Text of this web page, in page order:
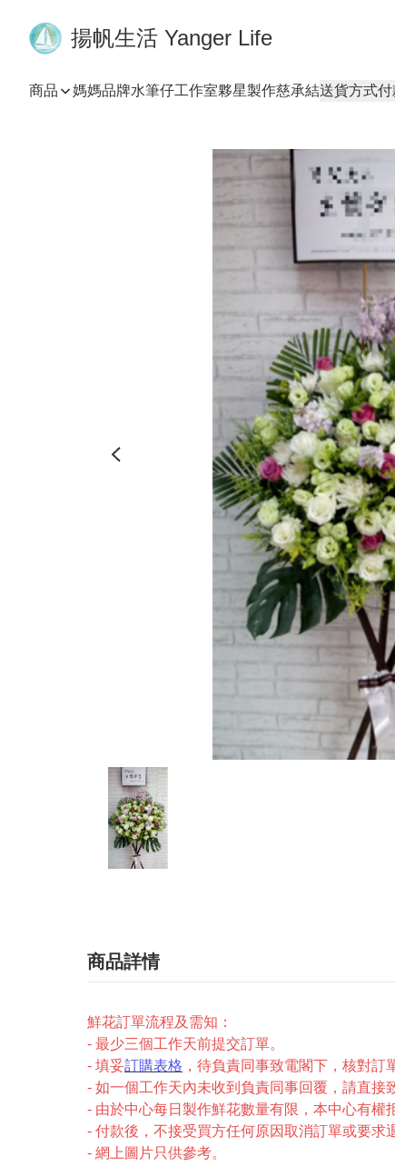
揚帆生活 Yanger Life
商品 媽媽品牌水筆仔工作室夥星製作慈承結送貨方式付
商品詳情
鮮花訂單流程及需知：
- 最少三個工作天前提交訂單。
- 填妥訂購表格 ，待負責同事致電閣下，核對訂
- 如一個工作天內未收到負責同事回覆，請直接
- 由於中心每日製作鮮花數量有限，本中心有權
- 付款後，不接受買方任何原因取消訂單或要求
- 網上圖片只供參考。